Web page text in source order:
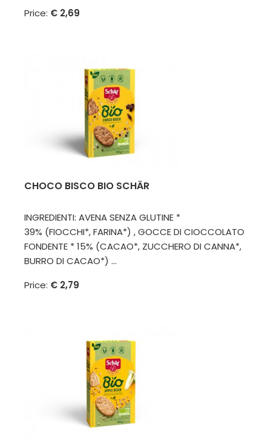
Price: € 2,69
CHOCO BISCO BIO SCHÄR
INGREDIENTI: AVENA SENZA GLUTINE *
39% (FIOCCHI*, FARINA*) , GOCCE DI CIOCCOLATO
FONDENTE * 15% (CACAO*, ZUCCHERO DI CANNA*,
BURRO DI CACAO*) ...
Price: € 2,79